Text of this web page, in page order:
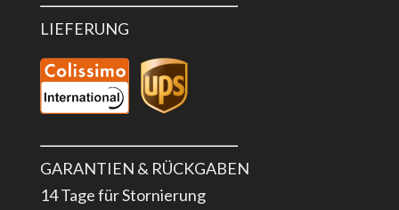
LIEFERUNG
GARANTIEN & RÜCKGABEN
14 Tage für Stornierung